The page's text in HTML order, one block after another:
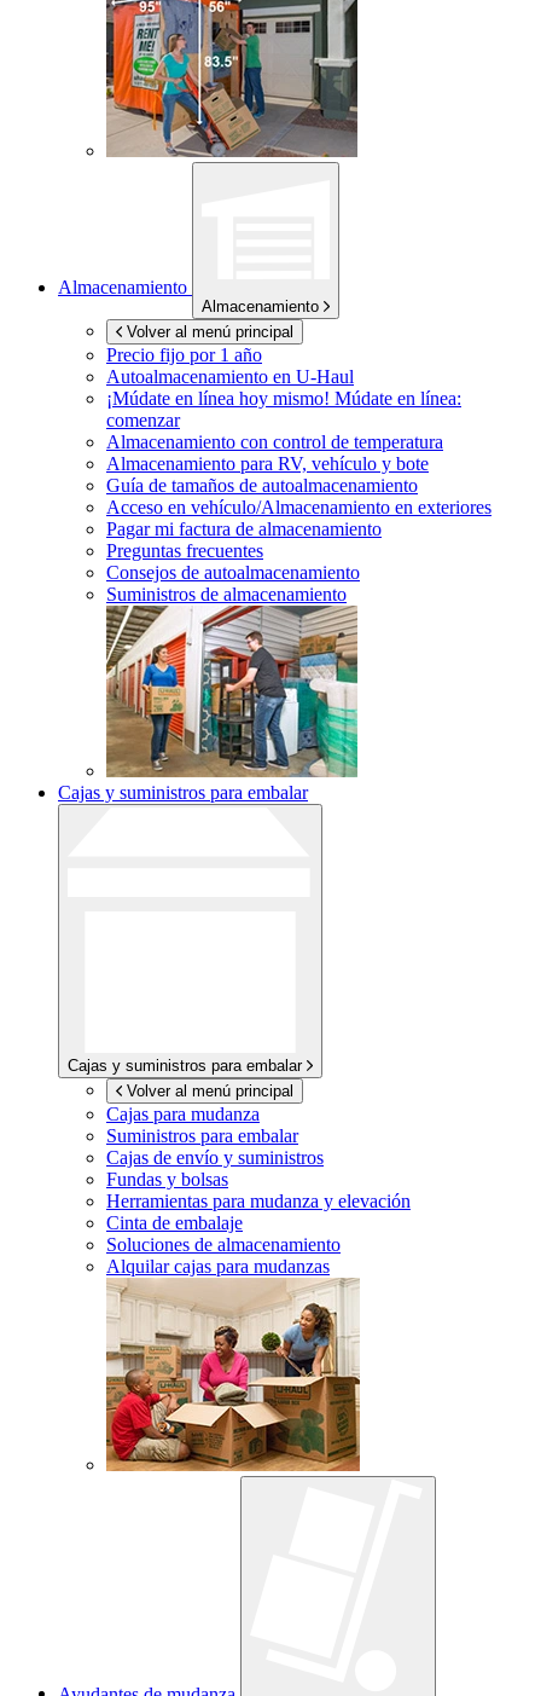
Almacenamiento
Almacenamiento
Volver al menú principal
Precio fijo por 1 año
Autoalmacenamiento en U-Haul
¡Múdate en línea hoy mismo! Múdate en línea:
comenzar
Almacenamiento con control de temperatura
Almacenamiento para RV, vehículo y bote
Guía de tamaños de autoalmacenamiento
Acceso en vehículo/Almacenamiento en exteriores
Pagar mi factura de almacenamiento
Preguntas frecuentes
Consejos de autoalmacenamiento
Suministros de almacenamiento
Cajas y suministros para embalar
Cajas y suministros para embalar
Volver al menú principal
Cajas para mudanza
Suministros para embalar
Cajas de envío y suministros
Fundas y bolsas
Herramientas para mudanza y elevación
Cinta de embalaje
Soluciones de almacenamiento
Alquilar cajas para mudanzas